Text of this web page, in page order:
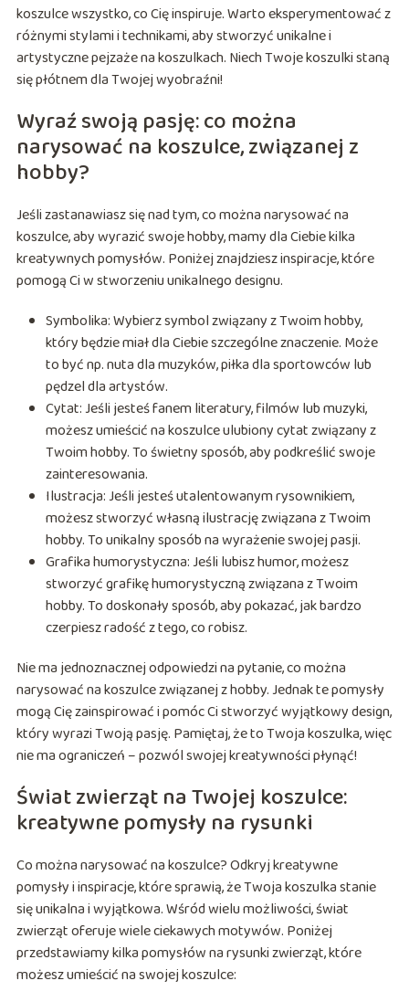
koszulce wszystko, co Cię inspiruje. Warto eksperymentować z
różnymi stylami i technikami, aby stworzyć unikalne i
artystyczne pejzaże na koszulkach. Niech Twoje koszulki staną
się płótnem dla Twojej wyobraźni!
Wyraź swoją pasję: co można
narysować na koszulce, związanej z
hobby?
Jeśli zastanawiasz się nad tym, co można narysować na
koszulce, aby wyrazić swoje hobby, mamy dla Ciebie kilka
kreatywnych pomysłów. Poniżej znajdziesz inspiracje, które
pomogą Ci w stworzeniu unikalnego designu.
Symbolika: Wybierz symbol związany z Twoim hobby,
który będzie miał dla Ciebie szczególne znaczenie. Może
to być np. nuta dla muzyków, piłka dla sportowców lub
pędzel dla artystów.
Cytat: Jeśli jesteś fanem literatury, filmów lub muzyki,
możesz umieścić na koszulce ulubiony cytat związany z
Twoim hobby. To świetny sposób, aby podkreślić swoje
zainteresowania.
Ilustracja: Jeśli jesteś utalentowanym rysownikiem,
możesz stworzyć własną ilustrację związana z Twoim
hobby. To unikalny sposób na wyrażenie swojej pasji.
Grafika humorystyczna: Jeśli lubisz humor, możesz
stworzyć grafikę humorystyczną związana z Twoim
hobby. To doskonały sposób, aby pokazać, jak bardzo
czerpiesz radość z tego, co robisz.
Nie ma jednoznacznej odpowiedzi na pytanie, co można
narysować na koszulce związanej z hobby. Jednak te pomysły
mogą Cię zainspirować i pomóc Ci stworzyć wyjątkowy design,
który wyrazi Twoją pasję. Pamiętaj, że to Twoja koszulka, więc
nie ma ograniczeń – pozwól swojej kreatywności płynąć!
Świat zwierząt na Twojej koszulce:
kreatywne pomysły na rysunki
Co można narysować na koszulce? Odkryj kreatywne
pomysły i inspiracje, które sprawią, że Twoja koszulka stanie
się unikalna i wyjątkowa. Wśród wielu możliwości, świat
zwierząt oferuje wiele ciekawych motywów. Poniżej
przedstawiamy kilka pomysłów na rysunki zwierząt, które
możesz umieścić na swojej koszulce: